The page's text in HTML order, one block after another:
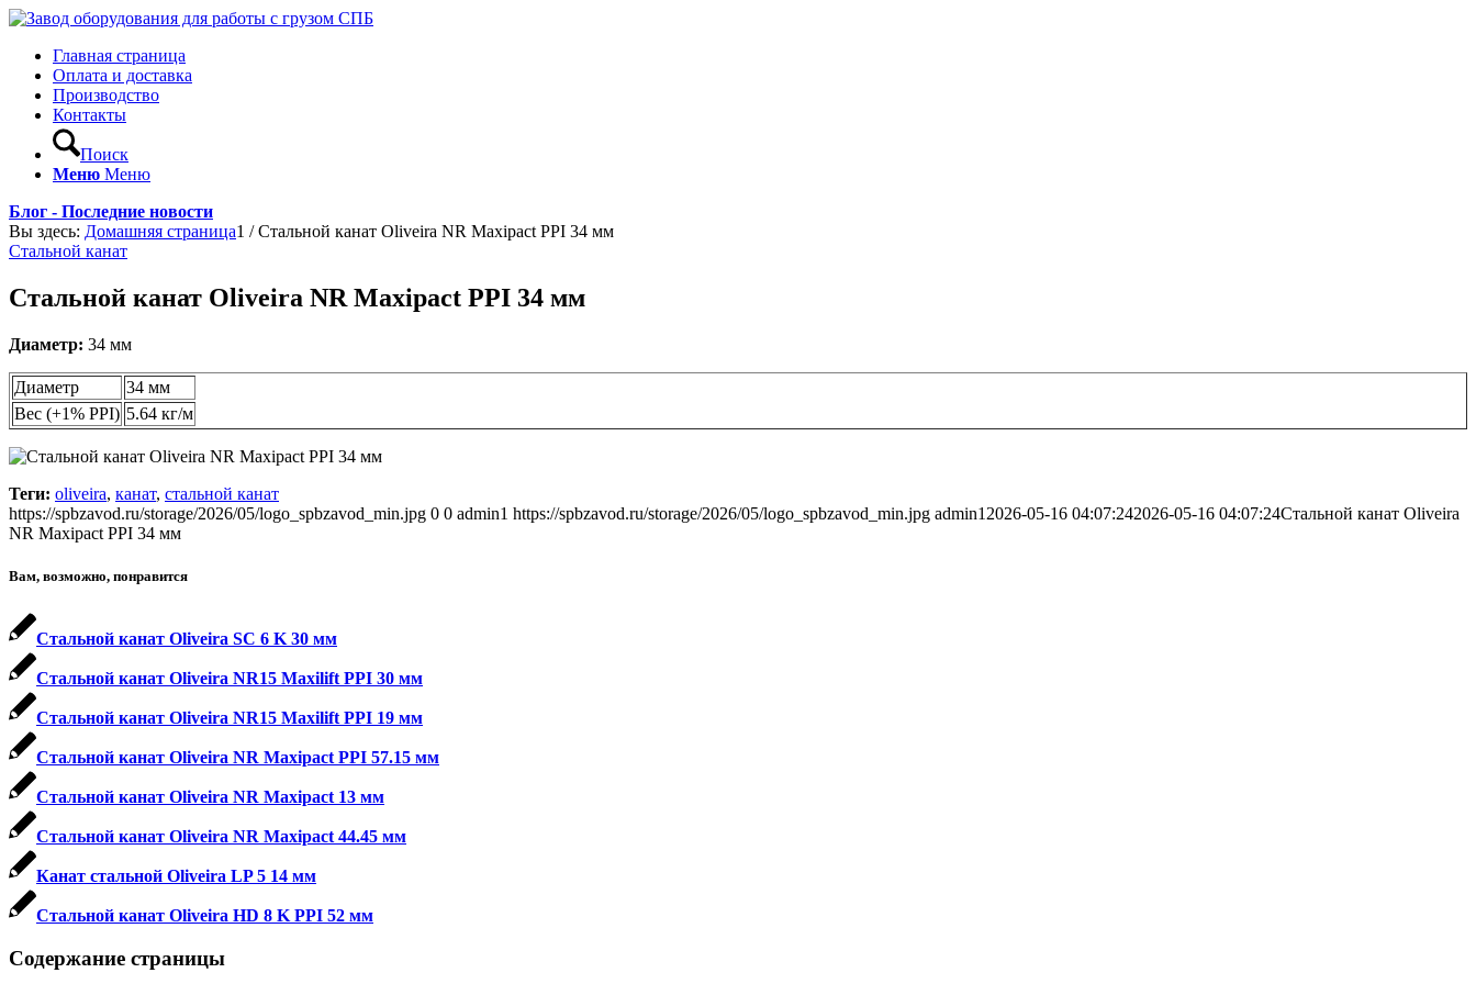
Главная страница
Оплата и доставка
Производство
Контакты
Поиск
Меню Меню
Блог - Последние новости
Вы здесь: Домашняя страница1 / Стальной канат Oliveira NR Maxipact PPI 34 мм
Стальной канат
Стальной канат Oliveira NR Maxipact PPI 34 мм
Диаметр: 34 мм
Диаметр
34 мм
Вес (+1% PPI) 5.64 кг/м
Теги: oliveira, канат, стальной канат
https://spbzavod.ru/storage/2026/05/logo_spbzavod_min.jpg 0 0 admin1 https://spbzavod.ru/storage/2026/05/logo_spbzavod_min.jpg admin1 2026-05-16 04:07:242026-05-16 04:07:24Стальной канат Oliveira
NR Maxipact PPI 34 мм
Вам, возможно, понравится
Стальной канат Oliveira SC 6 K 30 мм
Стальной канат Oliveira NR15 Maxilift PPI 30 мм
Стальной канат Oliveira NR15 Maxilift PPI 19 мм
Стальной канат Oliveira NR Maxipact PPI 57.15 мм
Стальной канат Oliveira NR Maxipact 13 мм
Стальной канат Oliveira NR Maxipact 44.45 мм
Канат стальной Oliveira LP 5 14 мм
Стальной канат Oliveira HD 8 K PPI 52 мм
Содержание страницы